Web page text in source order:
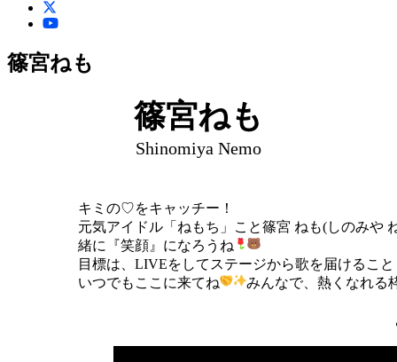
篠宮ねも
篠宮ねも
Shinomiya Nemo
キミの♡をキャッチー！
元気アイドル「ねもち」こと篠宮 ねも(しのみや
緒に『笑顔』になろうね
目標は、LIVEをしてステージから歌を届けるこ
いつでもここに来てね
みんなで、熱くなれる